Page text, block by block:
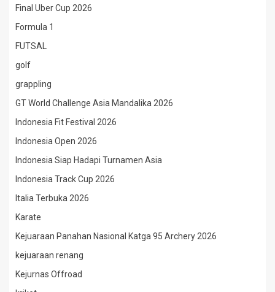
Final Uber Cup 2026
Formula 1
FUTSAL
golf
grappling
GT World Challenge Asia Mandalika 2026
Indonesia Fit Festival 2026
Indonesia Open 2026
Indonesia Siap Hadapi Turnamen Asia
Indonesia Track Cup 2026
Italia Terbuka 2026
Karate
Kejuaraan Panahan Nasional Katga 95 Archery 2026
kejuaraan renang
Kejurnas Offroad